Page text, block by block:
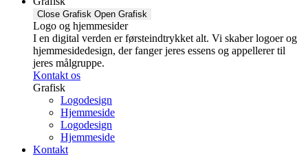
Close Grafisk Open Grafisk
Logo og hjemmesider
I en digital verden er førsteindtrykket alt. Vi skaber logoer og
hjemmesidedesign, der fanger jeres essens og appellerer til
jeres målgruppe.
Kontakt os
Grafisk
Logodesign
Hjemmeside
Logodesign
Hjemmeside
Kontakt